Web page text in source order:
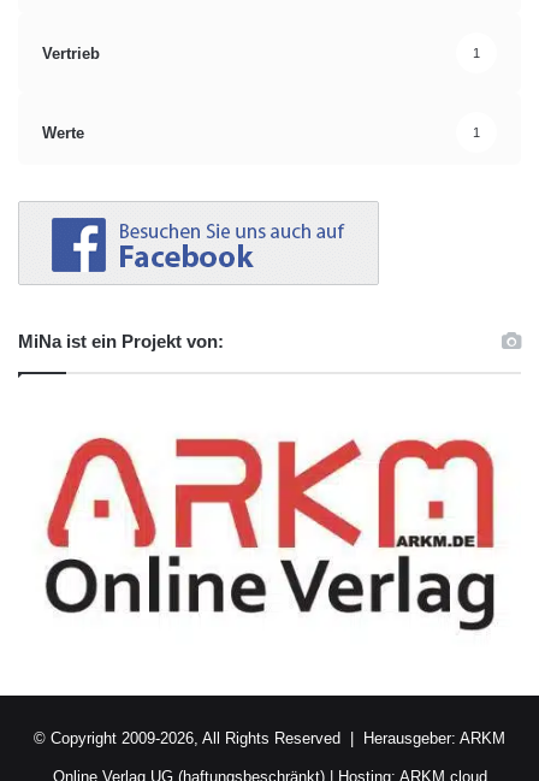
Vertrieb 1
Werte 1
MiNa ist ein Projekt von:
© Copyright 2009-2026, All Rights Reserved | Herausgeber: ARKM
Online Verlag UG (haftungsbeschränkt)| Hosting: ARKM.cloud